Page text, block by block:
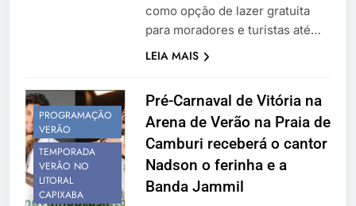
como opção de lazer gratuita
para moradores e turistas até…
LEIA MAIS
PROGRAMAÇÃO
VERÃO
TEMPORADA
VERÃO NO
LITORAL
CAPIXABA
Pré-Carnaval de Vitória na
Arena de Verão na Praia de
Camburi receberá o cantor
Nadson o ferinha e a
Banda Jammil